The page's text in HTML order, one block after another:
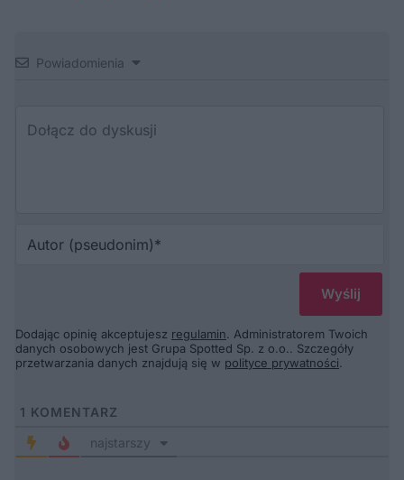
Powiadomienia
Dodając opinię akceptujesz regulamin. Administratorem Twoich
danych osobowych jest Grupa Spotted Sp. z o.o.. Szczegóły
przetwarzania danych znajdują się w polityce prywatności.
1 KOMENTARZ
najstarszy